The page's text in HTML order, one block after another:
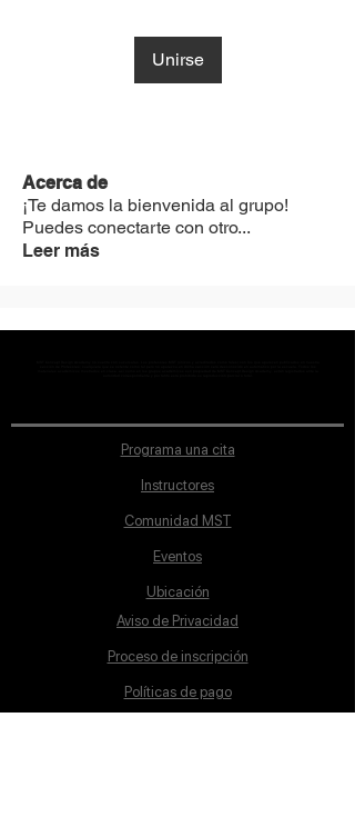
Unirse
Acerca de
¡Te damos la bienvenida al grupo!
Puedes conectarte con otro...
Leer más
Programa una cita
Instructores
Comunidad MST
Eventos
Ubicación
Aviso de Privacidad
Proceso de inscripción
Políticas de pago